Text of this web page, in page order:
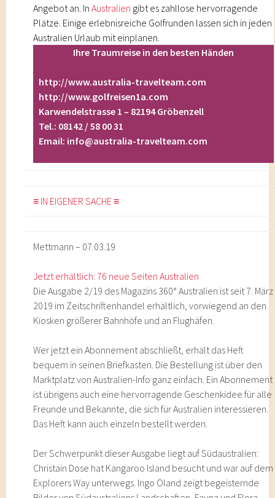
Angebot an. InAustralien gibt es zahllose hervorragende
Plätze. Einige erlebnisreiche Golfrunden lassen sich in jeden
Australien Urlaub mit einplanen.
Ihre Traumreise in den besten Händen
http://www.australia-travelteam.com
http://www.golfreisen1a.com
Karwendelstrasse 1 – 82194 Gröbenzell
Tel.: 08142 / 58 00 31
Email: info@australia-travelteam.com
≡ IN EIGENER SACHE ≡
Mettmann – 07.03.19
Jetzt erhältlich: 76 neue Seiten Australien
Die Ausgabe 2/19 des Magazins 360° Australien ist seit 7. März
2019 im Zeitschriftenhandel erhältlich, vorwiegend an den
Kiosken größerer Bahnhöfe und an Flughäfen.
Wer jetzt ein Abonnement abschließt, erhält das Heft
bequem in seinen Briefkasten. Die Bestellung ist über den
Marktplatz von Australien-Info ganz einfach. Ein Abonnement
ist übrigens auch eine hervorragende Geschenkidee für alle
Freunde und Bekannte, die sich für Australien interessieren.
Das Heft kann auch einzeln bestellt werden.
Der Schwerpunkt dieser Ausgabe liegt auf Südaustralien:
Christain Dose hat Kangaroo Island besucht und war auf dem
Explorers Way unterwegs. Ingo Öland zeigt begeisternde